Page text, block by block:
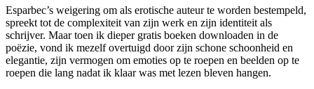
Esparbec’s weigering om als erotische auteur te worden bestempeld,
spreekt tot de complexiteit van zijn werk en zijn identiteit als
schrijver. Maar toen ik dieper gratis boeken downloaden in de
poëzie, vond ik mezelf overtuigd door zijn schone schoonheid en
elegantie, zijn vermogen om emoties op te roepen en beelden op te
roepen die lang nadat ik klaar was met lezen bleven hangen.